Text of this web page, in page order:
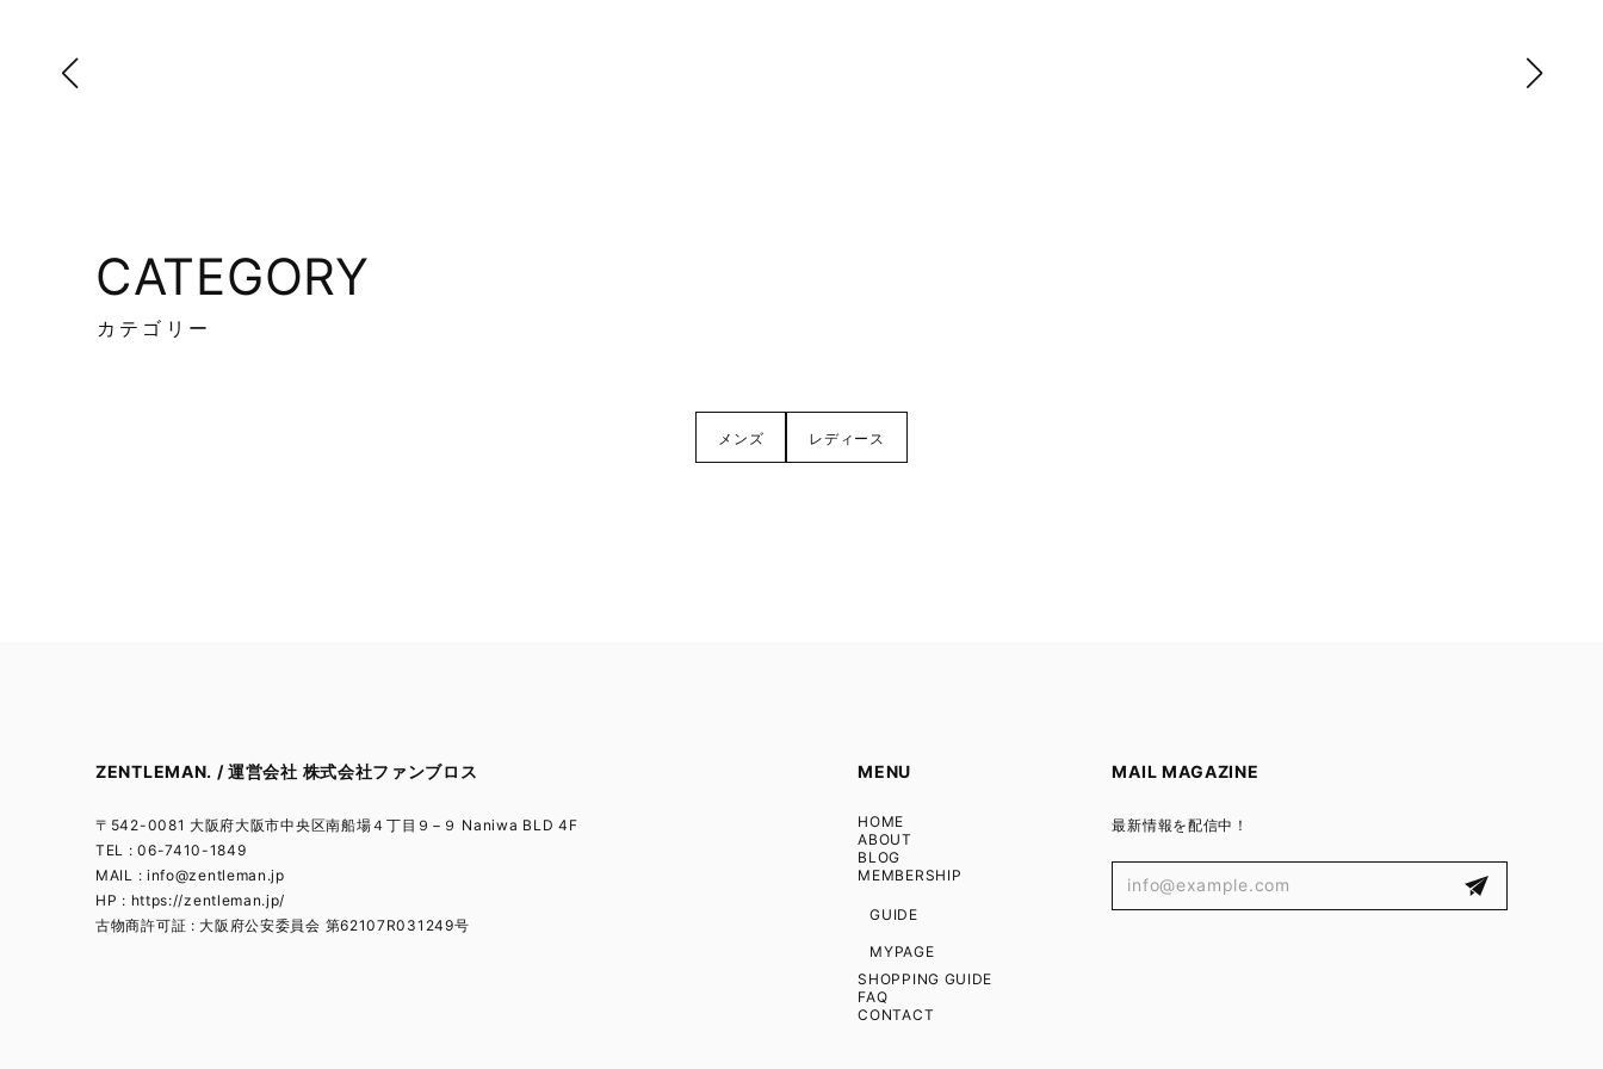
CATEGORY
カテゴリー
メンズ レディース
ZENTLEMAN. / 運営会社 株式会社ファンブロス
〒542-0081 大阪府大阪市中央区南船場４丁目９−９ Naniwa BLD 4F
TEL : 06-7410-1849
MAIL : info@zentleman.jp
HP : https://zentleman.jp/
古物商許可証 : 大阪府公安委員会 第62107R031249号
MENU
HOME
ABOUT
BLOG
MEMBERSHIP
GUIDE
MYPAGE
SHOPPING GUIDE
FAQ
CONTACT
MAIL MAGAZINE
最新情報を配信中！